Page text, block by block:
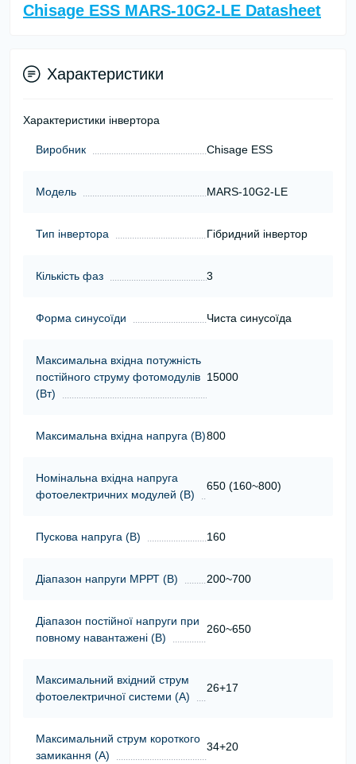
Chisage ESS MARS-10G2-LE Datasheet
Характеристики
Характеристики інвертора
Виробник Chisage ESS
Модель MARS-10G2-LE
Тип інвертора Гібридний інвертор
Кількість фаз 3
Форма синусоїди Чиста синусоїда
Максимальна вхідна потужність
постійного струму фотомодулів
(Вт)
15000
Максимальна вхідна напруга (В)800
Номінальна вхідна напруга
фотоелектричних модулей (В)
650 (160~800)
Пускова напруга (В) 160
Діапазон напруги МРРТ (В) 200~700
Діапазон постійної напруги при
повному навантажені (В)
260~650
Максимальний вхідний струм
фотоелектричної системи (А)
26+17
Максимальний струм короткого
замикання (А)
34+20